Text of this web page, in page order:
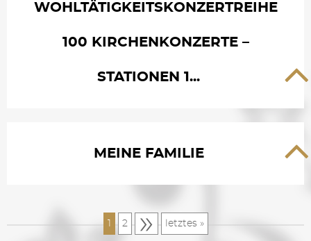
WOHLTÄTIGKEITSKONZERTREIHE
100 KIRCHENKONZERTE –
STATIONEN 1...
MEINE FAMILIE
2 » letztes »